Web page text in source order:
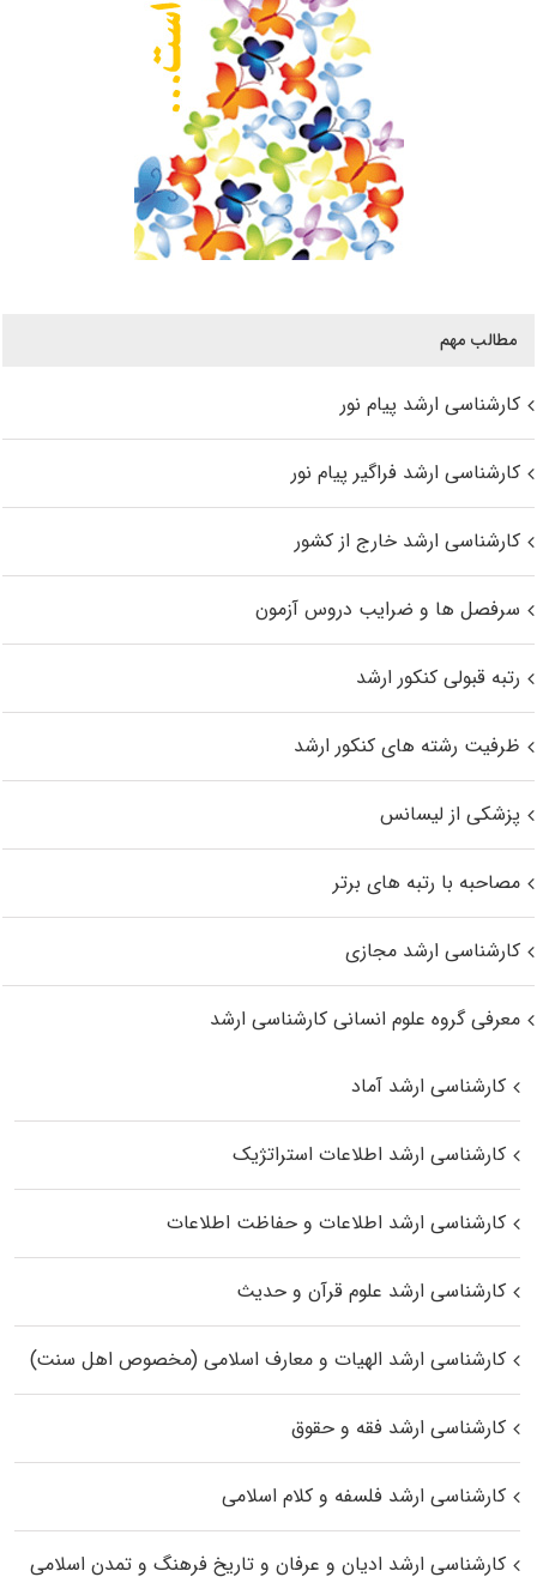
مطالب مهم
کارشناسی ارشد پیام نور
کارشناسی ارشد فراگیر پیام نور
کارشناسی ارشد خارج از کشور
سرفصل ها و ضرایب دروس آزمون
رتبه قبولی کنکور ارشد
ظرفیت رشته های کنکور ارشد
پزشکی از لیسانس
مصاحبه با رتبه های برتر
کارشناسی ارشد مجازی
معرفی گروه علوم انسانی کارشناسی ارشد
کارشناسی ارشد آماد
کارشناسی ارشد اطلاعات استراتژیک
کارشناسی ارشد اطلاعات و حفاظت اطلاعات
کارشناسی ارشد علوم قرآن و حدیث
کارشناسی ارشد الهیات و معارف اسلامی (مخصوص اهل سنت)
کارشناسی ارشد فقه و حقوق
کارشناسی ارشد فلسفه و کلام اسلامی
کارشناسی ارشد ادیان و عرفان و تاریخ فرهنگ و تمدن اسلامی